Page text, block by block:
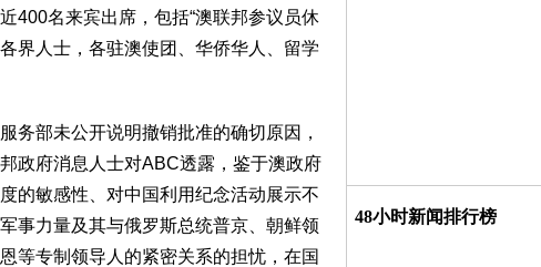
400名来宾出席，包括“澳联邦参议员休
界人士，各驻澳使团、华侨华人、留学
务部未公开说明撤销批准的确切原因，
政府消息人士对ABC透露，鉴于澳政府
的敏感性、对中国利用纪念活动展示不
事力量及其与俄罗斯总统普京、朝鲜领
等专制领导人的紧密关系的担忧，在国
48小时新闻排行榜